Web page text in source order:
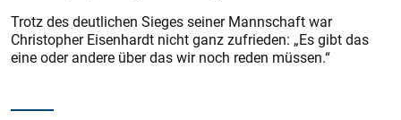
Trotz des deutlichen Sieges seiner Mannschaft war
Christopher Eisenhardt nicht ganz zufrieden: „Es gibt das
eine oder andere über das wir noch reden müssen.“